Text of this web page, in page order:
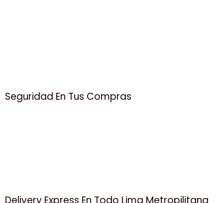
Seguridad En Tus Compras